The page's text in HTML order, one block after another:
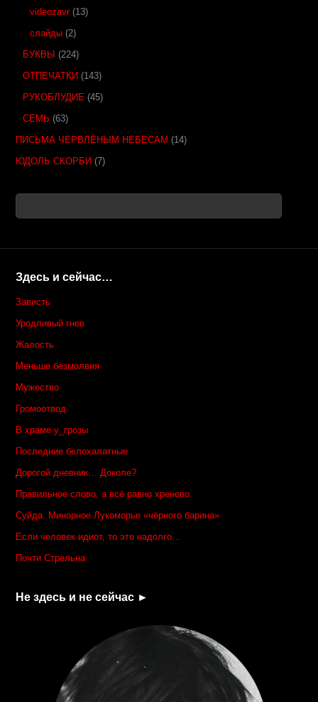
videozavr(13)
слайды (2)
БУКВЫ (224)
ОТПЕЧАТКИ (143)
РУКОБЛУДИЕ (45)
СЕМЬ (63)
ПИСЬМА ЧЕРВЛЁНЫМ НЕБЕСАМ (14)
ЮДОЛЬ СКОРБИ (7)
Здесь и сейчас…
Зависть
Уродливый гнев
Жалость
Меньше безмолвия
Мужество
Громоотвод
В храме у_грозы
Последние белохалатные
Дорогой дневник… Доколе?
Правильное слово, а всё равно хреново
Суйда. Минорное Лукоморье «чёрного барина»
Если человек идиот, то это надолго…
Почти Стрельна
Не здесь и не сейчас ►